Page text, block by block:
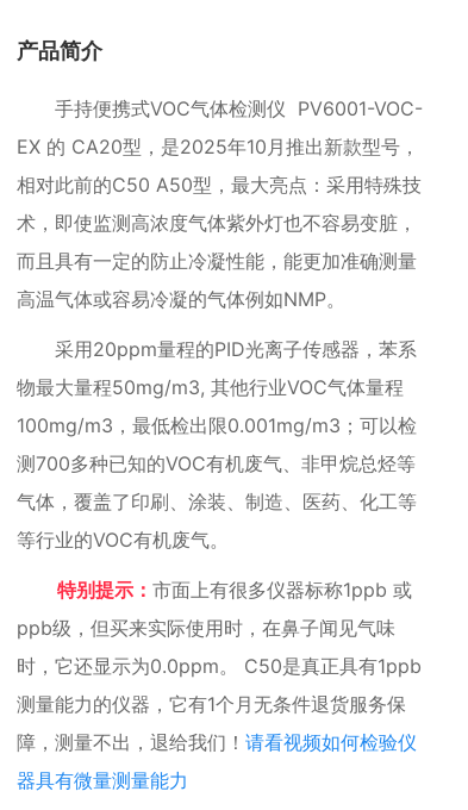
产品简介
手持便携式VOC气体检测仪 PV6001-VOC-
EX 的 CA20型，是2025年10月推出新款型号，
相对此前的C50 A50型，最大亮点：采用特殊技
术，即使监测高浓度气体紫外灯也不容易变脏，
而且具有一定的防止冷凝性能，能更加准确测量
高温气体或容易冷凝的气体例如NMP。
采用20ppm量程的PID光离子传感器，苯系
物最大量程50mg/m3, 其他行业VOC气体量程
100mg/m3，最低检出限0.001mg/m3；可以检
测700多种已知的VOC有机废气、非甲烷总烃等
气体，覆盖了印刷、涂装、制造、医药、化工等
等行业的VOC有机废气。
特别提示： 市面上有很多仪器标称1ppb 或
ppb级，但买来实际使用时，在鼻子闻见气味
时，它还显示为0.0ppm。 C50是真正具有1ppb
测量能力的仪器，它有1个月无条件退货服务保
障，测量不出，退给我们！ 请看视频如何检验仪
器具有微量测量能力